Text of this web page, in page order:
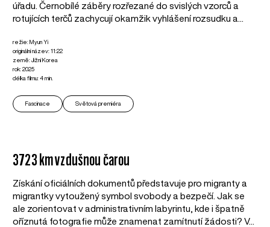
úřadu. Černobílé záběry rozřezané do svislých vzorců a
rotujících terčů zachycují okamžik vyhlášení rozsudku a...
režie: Myun Yi
originální název: 11:22
země: Jižní Korea
rok: 2025
délka filmu: 4 min.
Fascinace Světová premiéra
3723 km vzdušnou čarou
Získání oficiálních dokumentů představuje pro migranty a
migrantky vytoužený symbol svobody a bezpečí. Jak se
ale zorientovat v administrativním labyrintu, kde i špatně
oříznutá fotografie může znamenat zamítnutí žádosti? V...